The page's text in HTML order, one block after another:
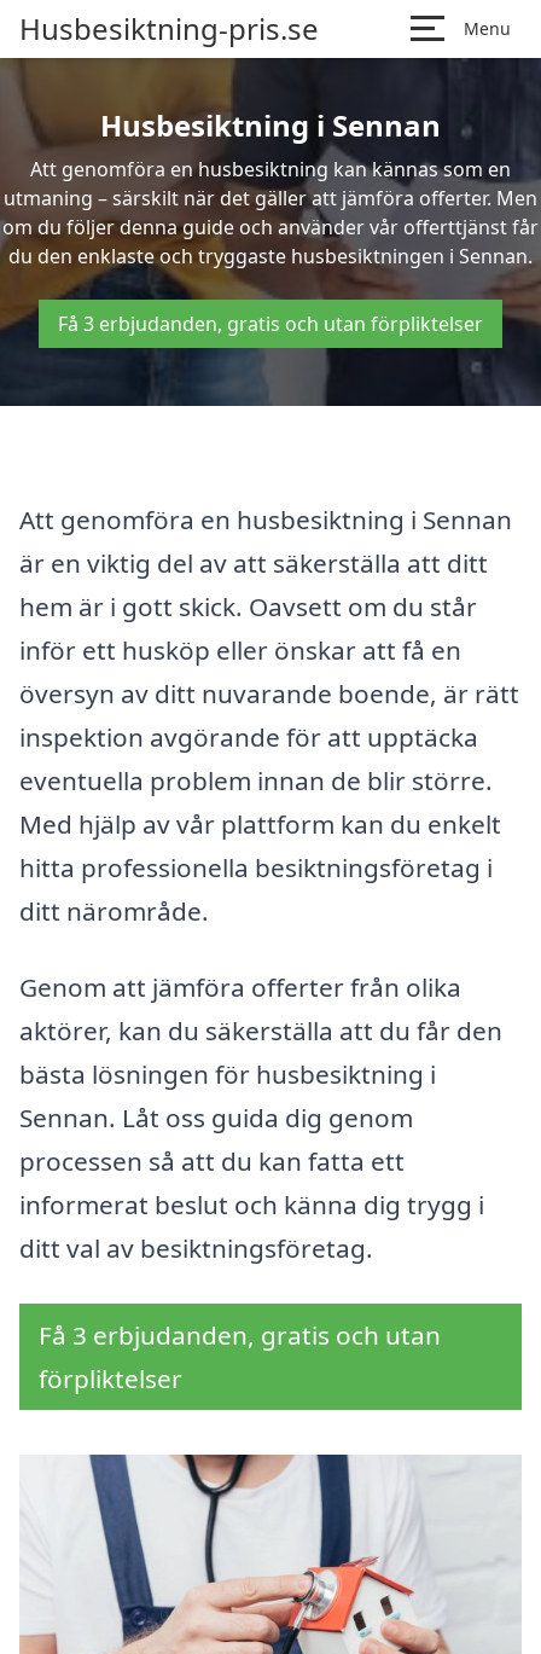
Husbesiktning-pris.se Menu
Husbesiktning i Sennan
Att genomföra en husbesiktning kan kännas som en
utmaning – särskilt när det gäller att jämföra offerter. Men
om du följer denna guide och använder vår offerttjänst får
du den enklaste och tryggaste husbesiktningen i Sennan.
Få 3 erbjudanden, gratis och utan förpliktelser
Att genomföra en husbesiktning i Sennan
är en viktig del av att säkerställa att ditt
hem är i gott skick. Oavsett om du står
inför ett husköp eller önskar att få en
översyn av ditt nuvarande boende, är rätt
inspektion avgörande för att upptäcka
eventuella problem innan de blir större.
Med hjälp av vår plattform kan du enkelt
hitta professionella besiktningsföretag i
ditt närområde.
Genom att jämföra offerter från olika
aktörer, kan du säkerställa att du får den
bästa lösningen för husbesiktning i
Sennan. Låt oss guida dig genom
processen så att du kan fatta ett
informerat beslut och känna dig trygg i
ditt val av besiktningsföretag.
Få 3 erbjudanden, gratis och utan
förpliktelser